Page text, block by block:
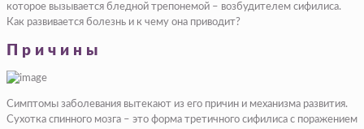
которое вызывается бледной трепонемой – возбудителем сифилиса.
Как развивается болезнь и к чему она приводит?
Причины
Симптомы заболевания вытекают из его причин и механизма развития.
Сухотка спинного мозга – это форма третичного сифилиса с поражением